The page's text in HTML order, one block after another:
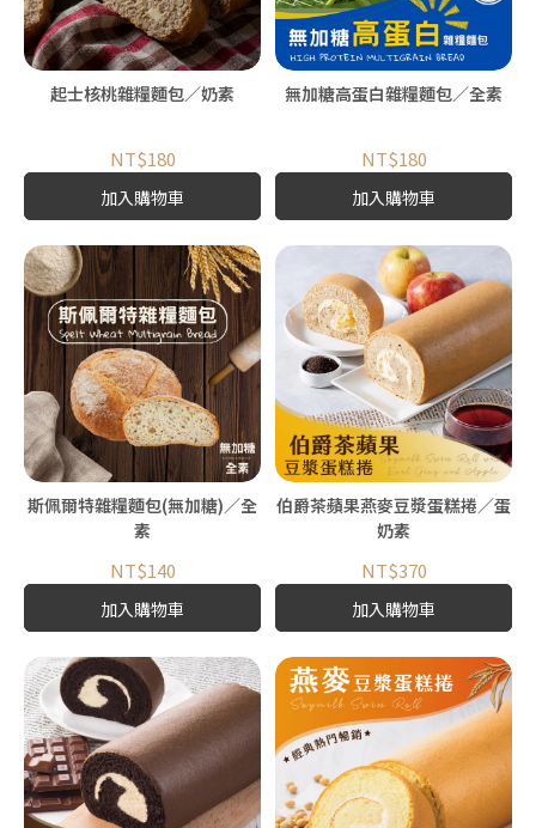
起士核桃雜糧麵包／奶素
NT$180
加入購物車
無加糖高蛋白雜糧麵包／全素
NT$180
加入購物車
斯佩爾特雜糧麵包(無加糖)／全
素
NT$140
加入購物車
伯爵茶蘋果燕麥豆漿蛋糕捲／蛋
奶素
NT$370
加入購物車